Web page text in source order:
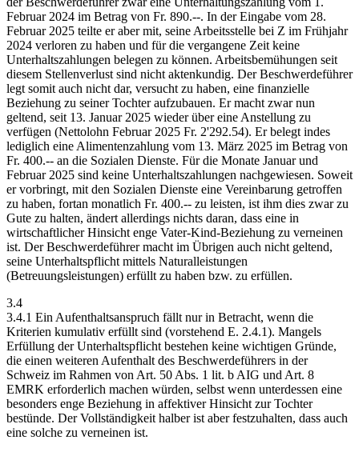
Februar 2024 im Betrag von Fr. 890.--. In der Eingabe vom 28.
Februar 2025 teilte er aber mit, seine Arbeitsstelle bei Z im Frühjahr
2024 verloren zu haben und für die vergangene Zeit keine
Unterhaltszahlungen belegen zu können. Arbeitsbemühungen seit
diesem Stellenverlust sind nicht aktenkundig. Der Beschwerdeführer
legt somit auch nicht dar, versucht zu haben, eine finanzielle
Beziehung zu seiner Tochter aufzubauen. Er macht zwar nun
geltend, seit 13. Januar 2025 wieder über eine Anstellung zu
verfügen (Nettolohn Februar 2025 Fr. 2'292.54). Er belegt indes
lediglich eine Alimentenzahlung vom 13. März 2025 im Betrag von
Fr. 400.-- an die Sozialen Dienste. Für die Monate Januar und
Februar 2025 sind keine Unterhaltszahlungen nachgewiesen. Soweit
er vorbringt, mit den Sozialen Dienste eine Vereinbarung getroffen
zu haben, fortan monatlich Fr. 400.-- zu leisten, ist ihm dies zwar zu
Gute zu halten, ändert allerdings nichts daran, dass eine in
wirtschaftlicher Hinsicht enge Vater-Kind-Beziehung zu verneinen
ist. Der Beschwerdeführer macht im Übrigen auch nicht geltend,
seine Unterhaltspflicht mittels Naturalleistungen
(Betreuungsleistungen) erfüllt zu haben bzw. zu erfüllen.
3.4
3.4.1 Ein Aufenthaltsanspruch fällt nur in Betracht, wenn die
Kriterien kumulativ erfüllt sind (vorstehend E. 2.4.1). Mangels
Erfüllung der Unterhaltspflicht bestehen keine wichtigen Gründe,
die einen weiteren Aufenthalt des Beschwerdeführers in der
Schweiz im Rahmen von Art. 50 Abs. 1 lit. b AIG und Art. 8
EMRK erforderlich machen würden, selbst wenn unterdessen eine
besonders enge Beziehung in affektiver Hinsicht zur Tochter
bestünde. Der Vollständigkeit halber ist aber festzuhalten, dass auch
eine solche zu verneinen ist.